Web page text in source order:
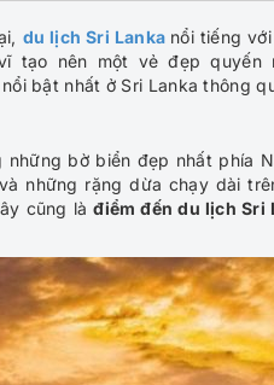
du lịch Sri Lanka nổi tiếng
tạo nên một vẻ đẹp quyến
bật nhất ở Sri Lanka thông
bờ biển đẹp nhất phía
những rặng dừa chạy dài
cũng làđiểm đến du lịch Sri